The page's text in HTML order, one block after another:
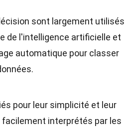
sont largement utilisés
de l'intelligence artificielle et
automatique pour classer
pour leur simplicité et leur
interprétés par les